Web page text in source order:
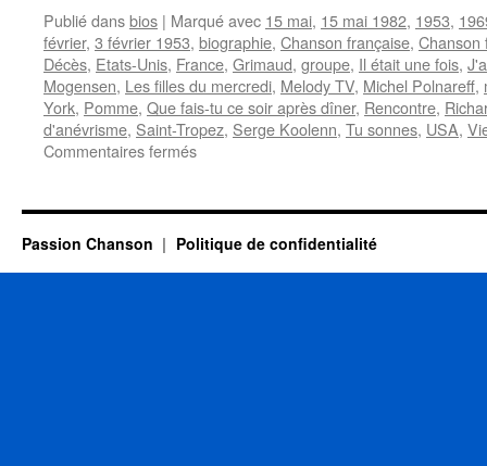
Publié dansbios | Marqué avec 15 mai, 15 mai 1982, 1953,
février, 3 février 1953, biographie, Chanson française, Chanson
Décès, Etats-Unis, France, Grimaud, groupe, Il était une fois,
Mogensen, Les filles du mercredi, Melody TV, Michel Polnareff,
York, Pomme, Que fais-tu ce soir après dîner, Rencontre,
d'anévrisme, Saint-Tropez, Serge Koolenn, Tu sonnes, USA,
Commentaires ferméssur
était
une
fois)
Passion Chanson Politique de confidentialité